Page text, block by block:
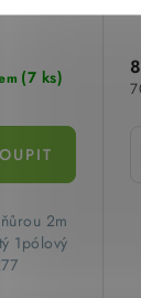
(7 ks)
2m
1pólový